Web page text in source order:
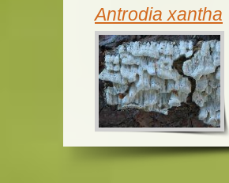
Antrodia xantha